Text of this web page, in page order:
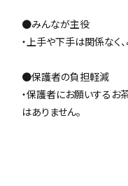
●みんなが主役
・上手や下手は関係なく
●保護者の負担軽減
・保護者にお願いするお
はありません。